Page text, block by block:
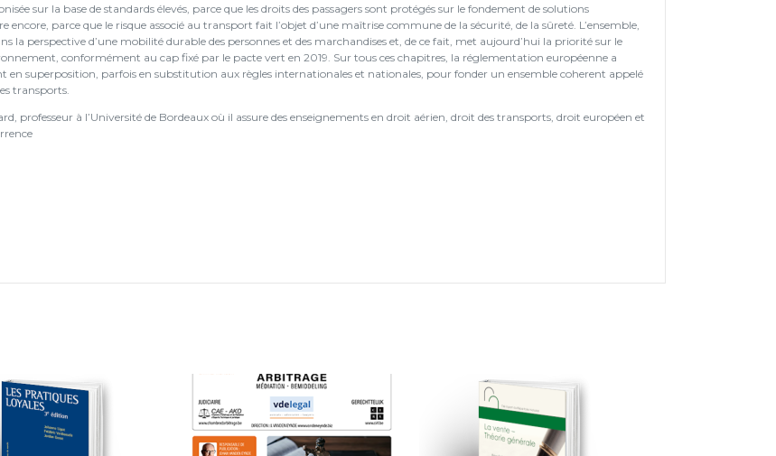
sur la base de standards élevés, parce que les droits des passagers sont protégés sur le fondement de solutions
encore, parce que le risque associé au transport fait l’objet d’une maîtrise commune de la sécurité, de la sûreté. L’ensemble,
la perspective d’une mobilité durable des personnes et des marchandises et, de ce fait, met aujourd’hui la priorité sur le
conformément au cap fixé par le pacte vert en 2019. Sur tous ces chapitres, la réglementation européenne a
en superposition, parfois en substitution aux règles internationales et nationales, pour fonder un ensemble coherent appelé
transports.
professeur à l’Université de Bordeaux où il assure des enseignements en droit aérien, droit des transports, droit européen et